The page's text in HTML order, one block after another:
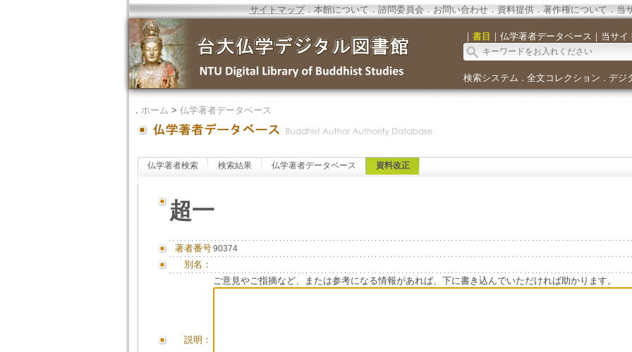
サイトマップ．本館について．諮問委員会． お問い合わせ． 資料提供．著作権について．当
｜ 書目 ｜ 仏学著者データベース ｜ 当サイ
検索システム ． 全文コレクション ． デジ
． ホーム > 仏学著者データベース
仏学著者検索 検索結果 仏学著者データベース 資料改正
超一
著者番号90374
別名：
説明：
ご意見やご指摘など、または参考になる情報があれば、下に書き込んでいただければ助かります。